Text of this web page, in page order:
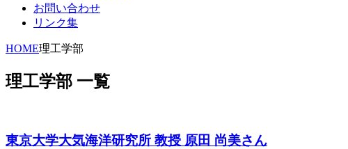
お問い合わせ
リンク集
HOME理工学部
理工学部 一覧
東京大学大気海洋研究所 教授 原田 尚美さん